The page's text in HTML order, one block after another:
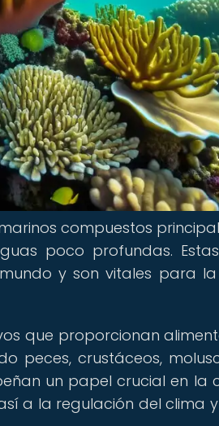
compuestos
poco profundas.
y son vitales para
que proporcionan
peces, crustáceos,
un papel crucial en la
a la regulación del clima